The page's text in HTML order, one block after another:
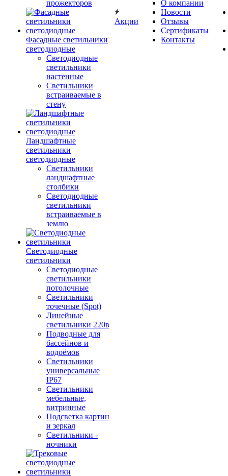
прожекторов
Фасадные светильники
светодиодные
Светодиодные
светильники
настенные
Светильники
встраиваемые в
стену
Ландшафтные
светильники
светодиодные
Светильники
ландшафтные
столбики
Светодиодные
светильники
встраиваемые в
землю
Светодиодные
светильники
Светодиодные
светильники
потолочные
Светильники
точечные (Spot)
Линейные
светильники 220в
Подводные для
бассейнов и
водоёмов
Светильники
универсальные
IP67
Светильники
мебельные,
витринные
Подсветка картин
и зеркал
Светильники -
ночники
Акции
О компании
Новости
Отзывы
Сертификаты
Контакты